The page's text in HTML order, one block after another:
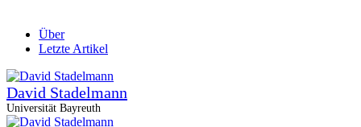
Über
Letzte Artikel
David Stadelmann
Universität Bayreuth